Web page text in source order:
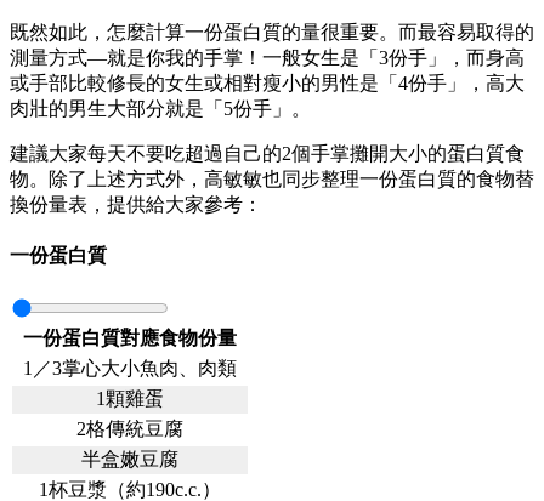
既然如此，怎麼計算一份蛋白質的量很重要。而最容易取得的
測量方式—就是你我的手掌！一般女生是「3份手」，而身高
或手部比較修長的女生或相對瘦小的男性是「4份手」，高大
肉壯的男生大部分就是「5份手」。
建議大家每天不要吃超過自己的2個手掌攤開大小的蛋白質食
物。除了上述方式外，高敏敏也同步整理一份蛋白質的食物替
換份量表，提供給大家參考：
一份蛋白質
一份蛋白質對應食物份量
1／3掌心大小魚肉、肉類
1顆雞蛋
2格傳統豆腐
半盒嫩豆腐
1杯豆漿（約190c.c.）